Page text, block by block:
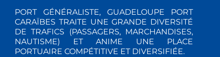
PORT GÉNÉRALISTE, GUADELOUPE PORT
CARAÏBES TRAITE UNE GRANDE DIVERSITÉ
DE TRAFICS (PASSAGERS, MARCHANDISES,
NAUTISME) ET ANIME UNE PLACE
PORTUAIRE COMPÉTITIVE ET DIVERSIFIÉE.